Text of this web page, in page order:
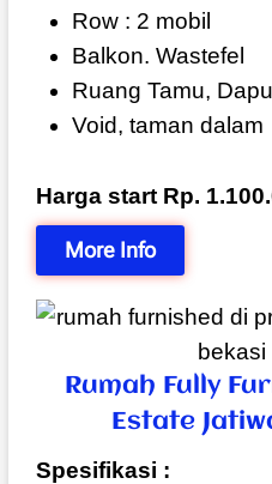
Row : 2 mobil
Balkon. Wastefel
Ruang Tamu,
Void, taman dalam
Harga start Rp.
More Info
Rumah Fully
Estate
Spesifikasi :